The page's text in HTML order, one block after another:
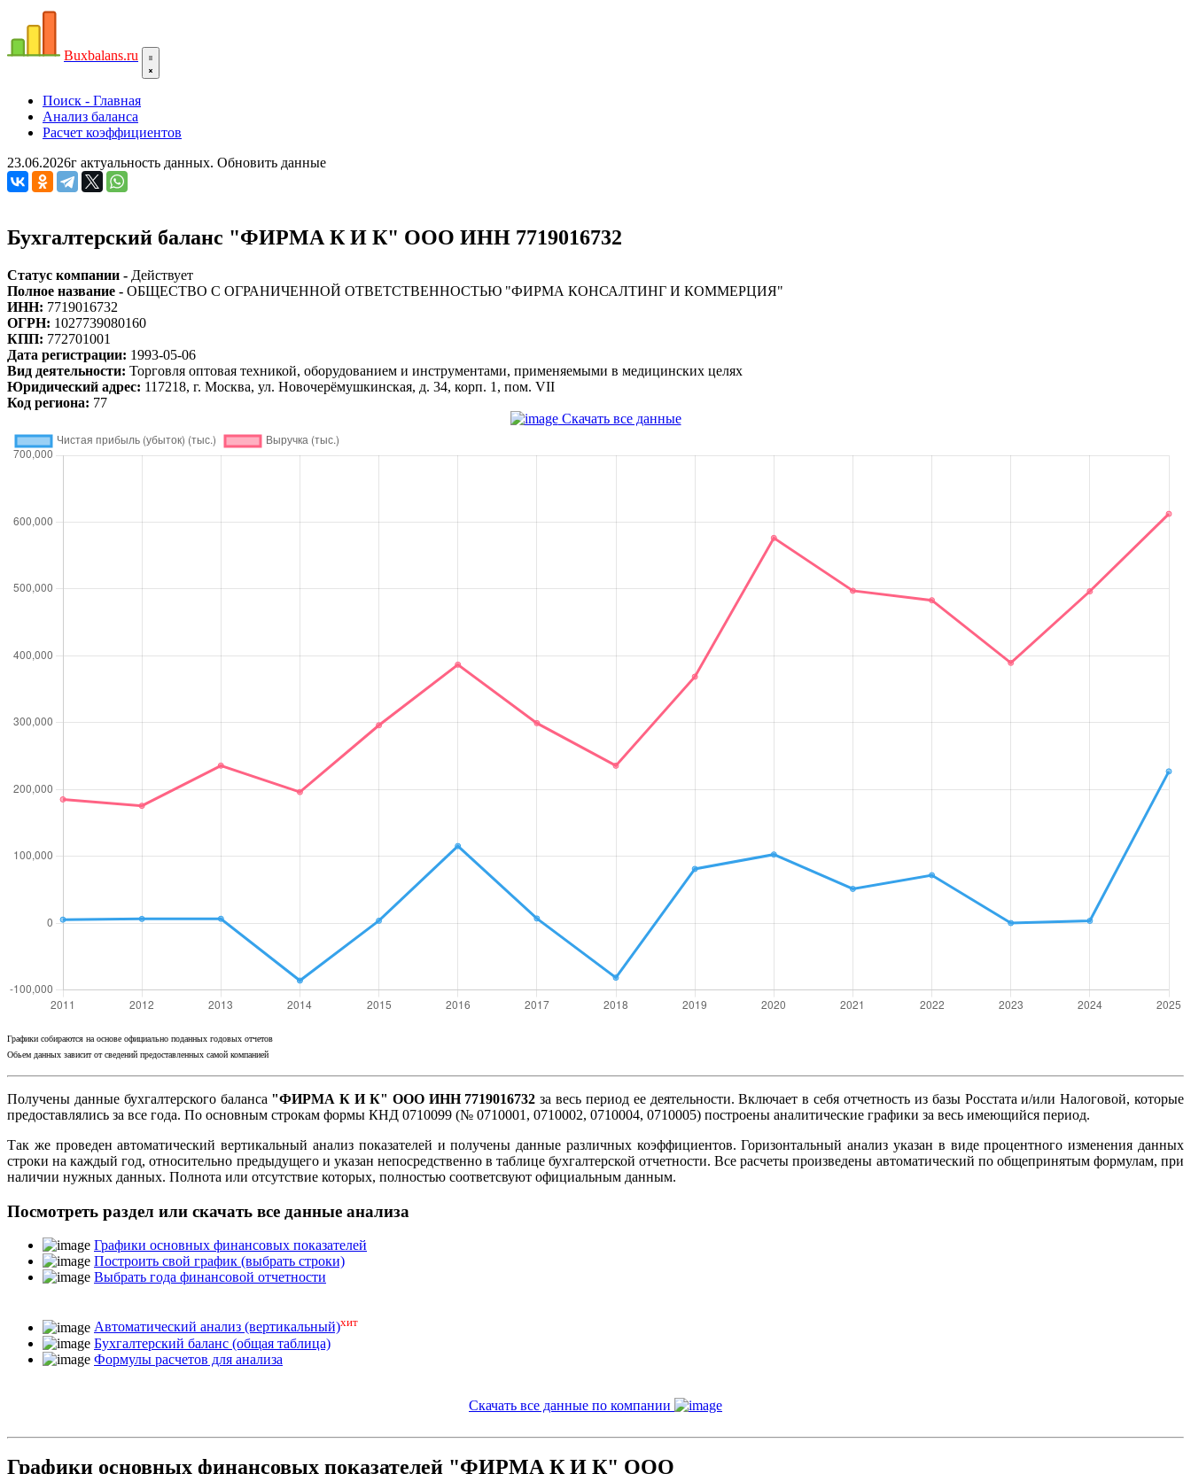
Buxbalans.ru
Поиск - Главная
Анализ баланса
Расчет коэффициентов
23.06.2026г актуальность данных. Обновить данные
Бухгалтерский баланс "ФИРМА К И К" ООО ИНН 7719016732
Статус компании - Действует
Полное название - ОБЩЕСТВО С ОГРАНИЧЕННОЙ ОТВЕТСТВЕННОСТЬЮ "ФИРМА КОНСАЛТИНГ И КОММЕРЦИЯ"
ИНН: 7719016732
ОГРН: 1027739080160
КПП: 772701001
Дата регистрации: 1993-05-06
Вид деятельности: Торговля оптовая техникой, оборудованием и инструментами, применяемыми в медицинских целях
Юридический адрес: 117218, г. Москва, ул. Новочерёмушкинская, д. 34, корп. 1, пом. VII
Код региона: 77
Скачать все данные
Графики собираются на основе официально поданных годовых отчетов
Обьем данных зависит от сведений предоставленных самой компанией
Получены данные бухгалтерского баланса "ФИРМА К И К" ООО ИНН 7719016732 за весь период ее деятельности. Включает в себя отчетность из базы Росстата и/или Налоговой, которые
предоставлялись за все года. По основным строкам формы КНД 0710099 (№ 0710001, 0710002, 0710004, 0710005) построены аналитические графики за весь имеющийся период.
Так же проведен автоматический вертикальный анализ показателей и получены данные различных коэффициентов. Горизонтальный анализ указан в виде процентного изменения данных
строки на каждый год, относительно предыдущего и указан непосредственно в таблице бухгалтерской отчетности. Все расчеты произведены автоматический по общепринятым формулам, при
наличии нужных данных. Полнота или отсутствие которых, полностью соответсвуют официальным данным.
Посмотреть раздел или скачать все данные анализа
Графики основных финансовых показателей
Построить свой график (выбрать строки)
Выбрать года финансовой отчетности
Автоматический анализ (вертикальный)хит
Бухгалтерский баланс (общая таблица)
Формулы расчетов для анализа
Скачать все данные по компании
Графики основных финансовых показателей "ФИРМА К И К" ООО